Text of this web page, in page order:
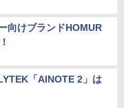
向けブランドHOMUR
「AINOTE 2」は